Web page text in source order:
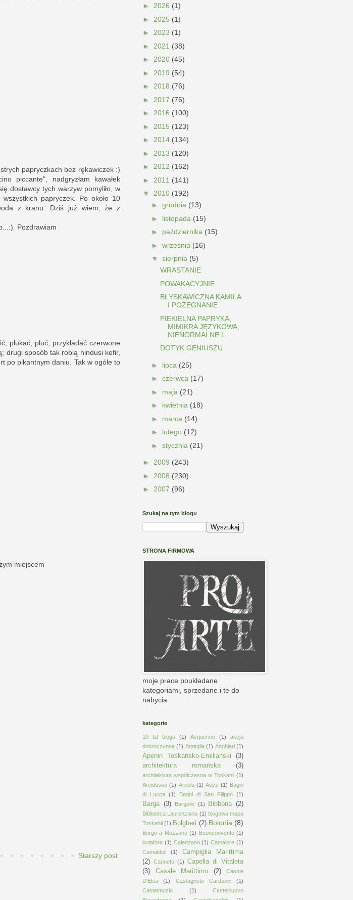
papryczkach bez rękawiczek :)
piccante", nadgryzłam kawałek
dostawcy tych warzyw pomyliło, w
papryczek. Po około 10
z kranu. Dziś już wiem, że z
Pozdrawiam
płukać, pluć, przykładać czerwone
drugi sposób tak robią hindusi kefir,
po pikantnym daniu. Tak w ogóle to
miejscem
Starszy post
► 2026 (1)
► 2025 (1)
► 2023 (1)
► 2021 (38)
► 2020 (45)
► 2019 (54)
► 2018 (76)
► 2017 (76)
► 2016 (100)
► 2015 (123)
► 2014 (134)
► 2013 (120)
► 2012 (162)
► 2011 (141)
▼ 2010 (192)
► grudnia (13)
► listopada (15)
► października (15)
► września (16)
▼ sierpnia (5)
WRASTANIE
POWAKACYJNIE
BŁYSKAWICZNA KAMILA
I POŻEGNANIE
PIEKIELNA PAPRYKA,
MIMIKRA JĘZYKOWA,
NIENORMALNE L...
DOTYK GENIUSZU
► lipca (25)
► czerwca (17)
► maja (21)
► kwietnia (18)
► marca (14)
► lutego (12)
► stycznia (21)
► 2009 (243)
► 2008 (230)
► 2007 (96)
Szukaj na tym blogu
STRONA FIRMOWA
moje prace poukładane
kategoriami, sprzedane i te do
nabycia
kategorie
10 lat bloga (1) Acquerino (1)
akcja
dobroczynna (1) Ameglia (1) Anghiari (1)
Apenin Toskańsko-Emiliański
(3)
architektura romańska
(3)
architektura współczesna w Toskanii (1)
Arcidosso (1) Arcola (1) Asyż (1) Bagni
di Lucca (1) Bagni di San Filippo (1)
Barga (3) Bargello (1) Bibbona (2)
Biblioteca Laurenziana (1) blogowa mapa
Toskanii (1) Bolgheri (2) Bolonia (8)
Borgo a Mozzano (1) Buonconvento (1)
butafora (1) Calenzano (1) Camaiore (1)
Camaldoli
(1)
Campiglia Marittima
(2) Canneto (1) Capella di Vitaleta
(3)
Casale Marittimo (2)
Casole
D'Elsa
(1) Castagneto Carducci
(1)
Castelmuzio
(1)
Castelnuovo